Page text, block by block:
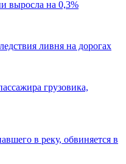
выросла на 0,3%
ливня на дорогах
грузовика,
в реку, обвиняется в